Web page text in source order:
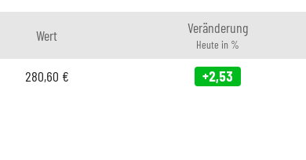
Wert Veränderung
Heute in %
280,60 € +2,53